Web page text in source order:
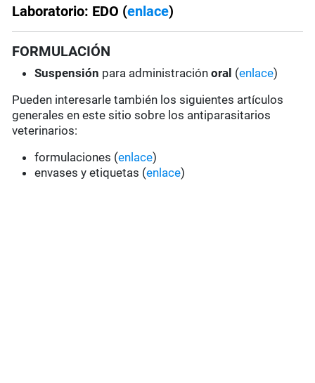
Laboratorio: EDO (enlace)
FORMULACIÓN
Suspensión para administraciónoral (enlace)
Pueden interesarle también los siguientes artículos
generales en este sitio sobre los antiparasitarios
veterinarios:
formulaciones (enlace)
envases y etiquetas (enlace)